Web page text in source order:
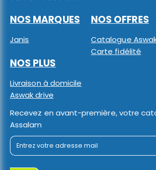
NOS MARQUES
Janis
NOS OFFRES
Catalogue
Carte fidélité
NOS PLUS
Livraison à domicile
Aswak drive
Recevez en avant-première, votre
Assalam